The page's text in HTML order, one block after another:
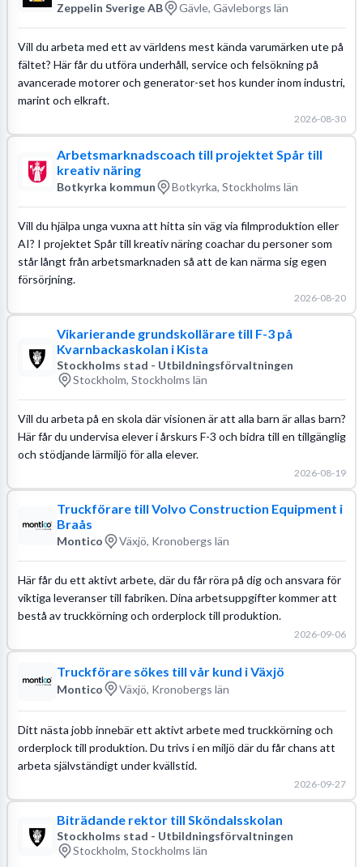
Zeppelin Sverige AB Gävle, Gävleborgs län
Vill du arbeta med ett av världens mest kända varumärken ute på
fältet? Här får du utföra underhåll, service och felsökning på
avancerade motorer och generator-set hos kunder inom industri,
marint och elkraft.
2026-08-30
Arbetsmarknadscoach till projektet Spår till
kreativ näring
Botkyrka kommun Botkyrka, Stockholms län
Vill du hjälpa unga vuxna att hitta sin väg via filmproduktion eller
AI? I projektet Spår till kreativ näring coachar du personer som
står långt från arbetsmarknaden så att de kan närma sig egen
försörjning.
2026-08-20
Vikarierande grundskollärare till F-3 på
Kvarnbackaskolan i Kista
Stockholms stad - Utbildningsförvaltningen
Stockholm, Stockholms län
Vill du arbeta på en skola där visionen är att alla barn är allas barn?
Här får du undervisa elever i årskurs F-3 och bidra till en tillgänglig
och stödjande lärmiljö för alla elever.
2026-08-19
Truckförare till Volvo Construction Equipment i
Braås
Montico Växjö, Kronobergs län
Här får du ett aktivt arbete, där du får röra på dig och ansvara för
viktiga leveranser till fabriken. Dina arbetsuppgifter kommer att
bestå av truckkörning och orderplock till produktion.
2026-09-06
Truckförare sökes till vår kund i Växjö
Montico Växjö, Kronobergs län
Ditt nästa jobb innebär ett aktivt arbete med truckkörning och
orderplock till produktion. Du trivs i en miljö där du får chans att
arbeta självständigt under kvällstid.
2026-09-27
Biträdande rektor till Sköndalsskolan
Stockholms stad - Utbildningsförvaltningen
Stockholm, Stockholms län